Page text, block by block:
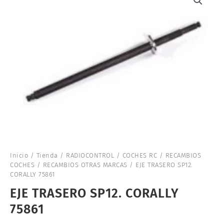
Inicio / Tienda / RADIOCONTROL / COCHES RC / RECAMBIOS
COCHES / RECAMBIOS OTRAS MARCAS / EJE TRASERO SP12.
CORALLY 75861
EJE TRASERO SP12. CORALLY
75861